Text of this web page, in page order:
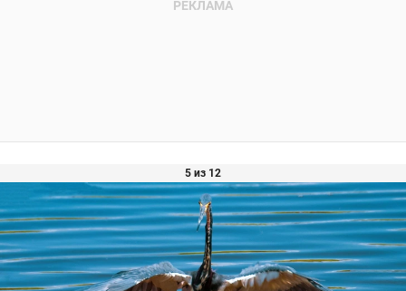
5 из 12